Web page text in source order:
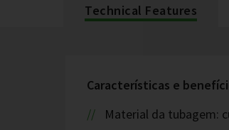
Technical Features
Características e
Material da tubagem: